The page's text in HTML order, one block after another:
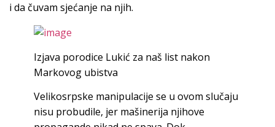
i da čuvam sjećanje na njih.
Izjava porodice Lukić za naš list nakon
Markovog ubistva
Velikosrpske manipulacije se u ovom slučaju
nisu probudile, jer mašinerija njihove